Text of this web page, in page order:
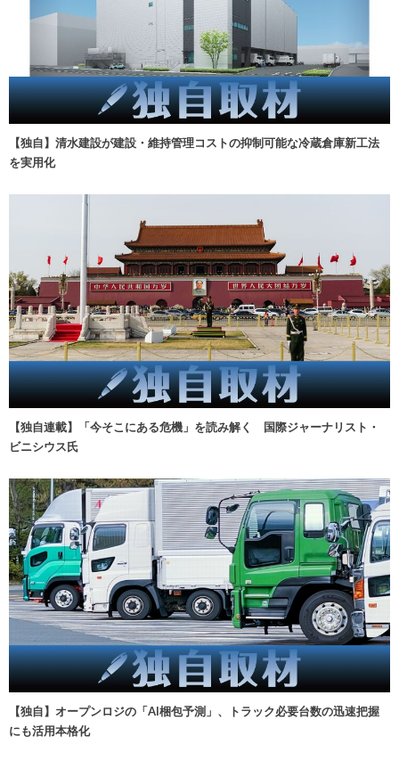
【独自】清水建設が建設・維持管理コストの抑制可能な冷蔵倉庫新工法
を実用化
【独自連載】「今そこにある危機」を読み解く 国際ジャーナリスト・
ビニシウス氏
【独自】オープンロジの「AI梱包予測」、トラック必要台数の迅速把握
にも活用本格化